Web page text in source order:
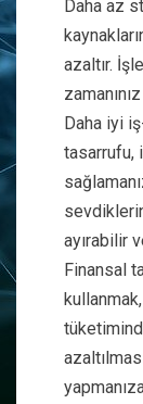
Daha az
azaltır.
Daha iyi
tasarrufu,
ayırabilir
Finansal